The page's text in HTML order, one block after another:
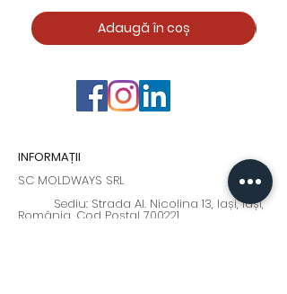
Adaugă în coș
INFORMAȚII
SC MOLDWAYS SRL
Sediu: Strada Al. Nicolina 13, Iași, Iași,
România, Cod Postal 700221